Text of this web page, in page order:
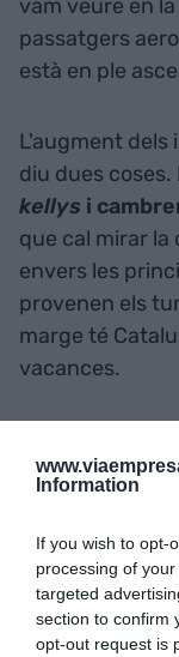
Information
If you wish to opt-
processing of
targeted
section to confirm
opt-out request is
vam veure en
passatgers
està en ple
L'augment dels
diu dues
kellys i
que cal mirar
envers les
provenen els
marge té
vacances.